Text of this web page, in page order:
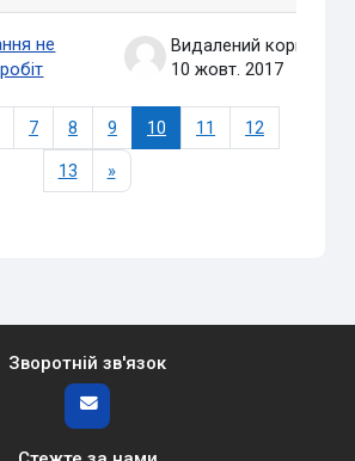
не
10 жовт. 2017
сторінка
1
7Сторінка 7
8 Сторінка 8
9 Сторінка 9
10 Сторінка 10
11 Сторінка 11
12
13Сторінка 13
»Наступна сторінка
Зворотній зв'язок